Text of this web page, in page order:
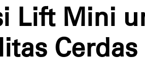
Lift Mini
Cerdas